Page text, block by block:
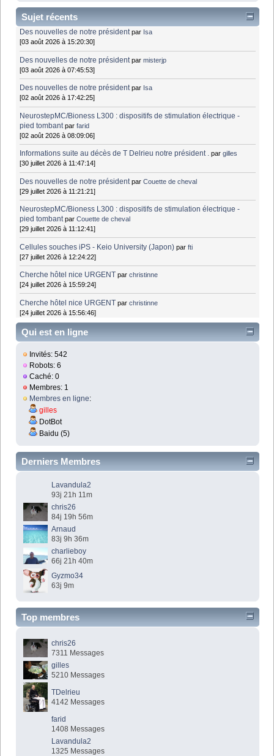
Sujet récents
Des nouvelles de notre président par Isa
[03 août 2026 à 15:20:30]
Des nouvelles de notre président parmisterjp
[03 août 2026 à 07:45:53]
Des nouvelles de notre président par Isa
[02 août 2026 à 17:42:25]
NeurostepMC/Bioness L300 : dispositifs de stimulation électrique -
pied tombant parfarid
[02 août 2026 à 08:09:06]
Informations suite au décès de T Delrieu notre président . pargilles
[30 juillet 2026 à 11:47:14]
Des nouvelles de notre président parCouette de cheval
[29 juillet 2026 à 11:21:21]
NeurostepMC/Bioness L300 : dispositifs de stimulation électrique -
pied tombant parCouette de cheval
[29 juillet 2026 à 11:12:41]
Cellules souches iPS - Keio University (Japon) parfti
[27 juillet 2026 à 12:24:22]
Cherche hôtel nice URGENT parchristinne
[24 juillet 2026 à 15:59:24]
Cherche hôtel nice URGENT parchristinne
[24 juillet 2026 à 15:56:46]
Qui est en ligne
Invités: 542
Robots: 6
Caché: 0
Membres: 1
Membres en ligne:
gilles
DotBot
Baidu (5)
Derniers Membres
Lavandula2
93j 21h 11m
chris26
84j 19h 56m
Arnaud
83j 9h 36m
charlieboy
66j 21h 40m
Gyzmo34
63j 9m
Top membres
chris26
7311 Messages
gilles
5210 Messages
TDelrieu
4142 Messages
farid
1408 Messages
Lavandula2
1325 Messages